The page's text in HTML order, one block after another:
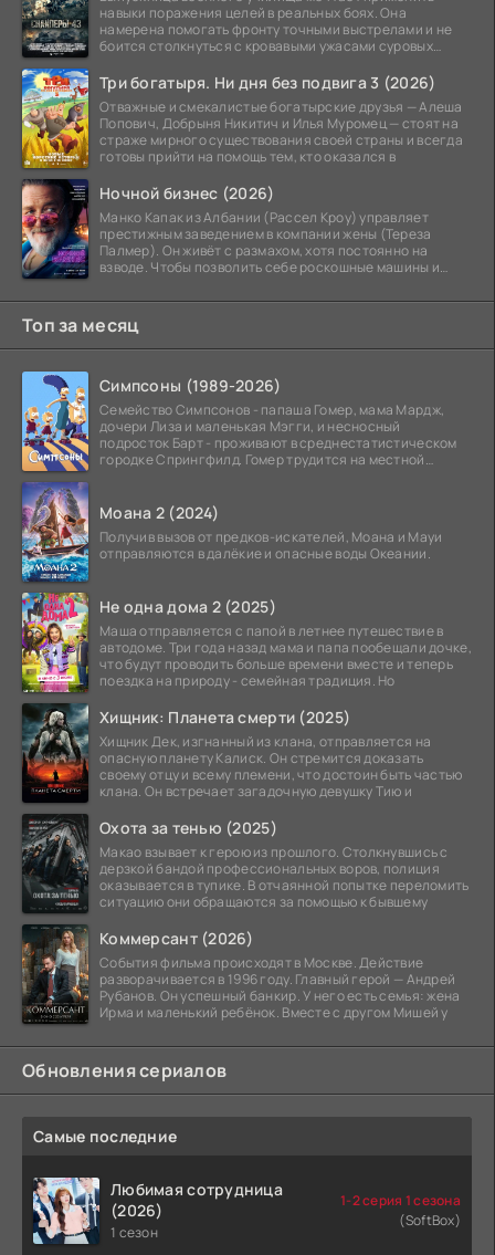
навыки поражения целей в реальных боях. Она
намерена помогать фронту точными выстрелами и не
боится столкнуться с кровавыми ужасами суровых
Три богатыря. Ни дня без подвига 3 (2026)
Отважные и смекалистые богатырские друзья — Алеша
Попович, Добрыня Никитич и Илья Муромец — стоят на
страже мирного существования своей страны и всегда
готовы прийти на помощь тем, кто оказался в
Ночной бизнес (2026)
Манко Капак из Албании (Рассел Кроу) управляет
престижным заведением в компании жены (Тереза
Палмер). Он живёт с размахом, хотя постоянно на
взводе. Чтобы позволить себе роскошные машины и
Топ за месяц
Симпсоны (1989-2026)
Семейство Симпсонов - папаша Гомер, мама Мардж,
дочери Лиза и маленькая Мэгги, и несносный
подросток Барт - проживают в среднестатистическом
городке Спрингфилд. Гомер трудится на местной
Моана 2 (2024)
Получив вызов от предков-искателей, Моана и Мауи
отправляются в далёкие и опасные воды Океании.
Не одна дома 2 (2025)
Маша отправляется с папой в летнее путешествие в
автодоме. Три года назад мама и папа пообещали дочке,
что будут проводить больше времени вместе и теперь
поездка на природу - семейная традиция. Но
Хищник: Планета смерти (2025)
Хищник Дек, изгнанный из клана, отправляется на
опасную планету Калиск. Он стремится доказать
своему отцу и всему племени, что достоин быть частью
клана. Он встречает загадочную девушку Тию и
Охота за тенью (2025)
Макао взывает к герою из прошлого. Столкнувшись с
дерзкой бандой профессиональных воров, полиция
оказывается в тупике. В отчаянной попытке переломить
ситуацию они обращаются за помощью к бывшему
Коммерсант (2026)
События фильма происходят в Москве. Действие
разворачивается в 1996 году. Главный герой — Андрей
Рубанов. Он успешный банкир. У него есть семья: жена
Ирма и маленький ребёнок. Вместе с другом Мишей у
Обновления сериалов
Самые последние
Любимая сотрудница
(2026)
1 сезон
1-2 серия 1 сезона
(SoftBox)